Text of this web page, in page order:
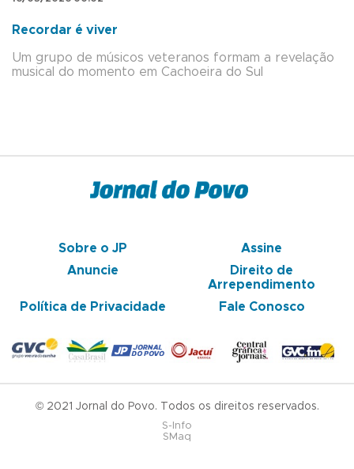
Recordar é viver
Um grupo de músicos veteranos formam a revelação
musical do momento em Cachoeira do Sul
Sobre o JP
Assine
Anuncie
Direito de
Arrependimento
Política de Privacidade
Fale Conosco
© 2021 Jornal do Povo. Todos os direitos reservados.
S-Info
SMaq